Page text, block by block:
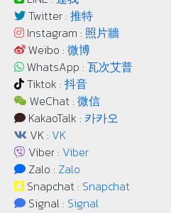
Twitter : 推特
Instagram : 照片牆
Weibo : 微博
WhatsApp : 瓦次艾普
Tiktok : 抖音
WeChat : 微信
KakaoTalk : 카카오
VK : VK
Viber : Viber
Zalo : Zalo
Snapchat : Snapchat
Signal : Signal